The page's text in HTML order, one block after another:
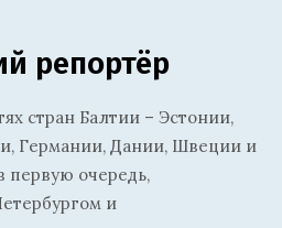
репортёр
стран Балтии – Эстонии,
Германии, Дании, Швеции и
первую очередь,
и